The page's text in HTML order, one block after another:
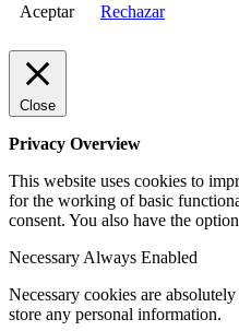
Aceptar Rechazar
Close
Privacy Overview
This website uses cookies to
for the working of basic
consent. You also have the
Necessary Always Enabled
Necessary cookies are
store any personal information.